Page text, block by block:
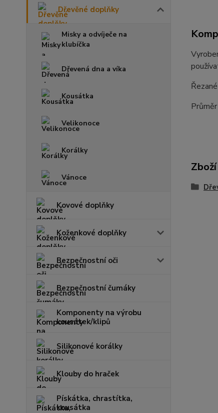
Dřevěné doplňky
Misky a odvíječe na
klubíčka
Dřevená dna a víka
Kousátka
Velikonoce
Korálky
Vánoce
Kovové doplňky
Koženkové doplňky
Bezpečnostní oči
Bezpečnostní čumáky
Komponenty na výrobu
kousátek/klipů
Silikonové korálky
Klouby do hraček
Pískátka, chrastítka,
kousátka